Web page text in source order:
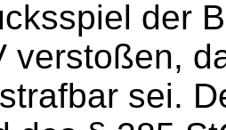
der
verstoßen,
sei.